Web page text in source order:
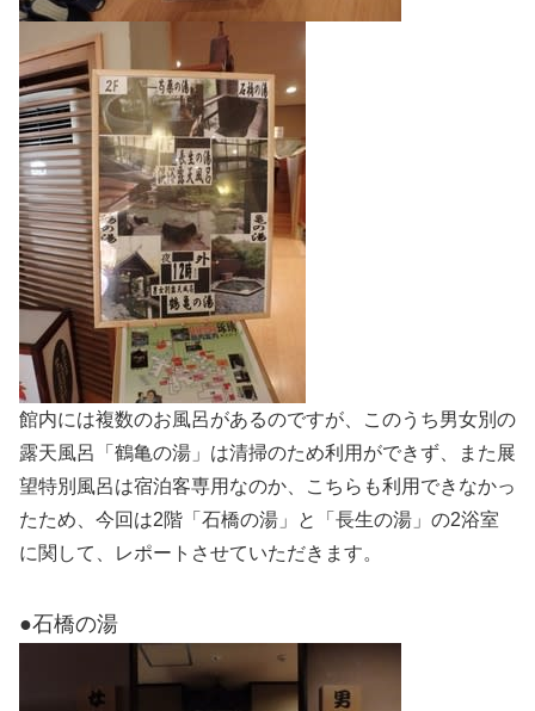
館内には複数のお風呂があるのですが、このうち男女別の
露天風呂「鶴亀の湯」は清掃のため利用ができず、また展
望特別風呂は宿泊客専用なのか、こちらも利用できなかっ
たため、今回は2階「石橋の湯」と「長生の湯」の2浴室
に関して、レポートさせていただきます。
●石橋の湯